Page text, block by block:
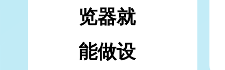
览器就
能做设